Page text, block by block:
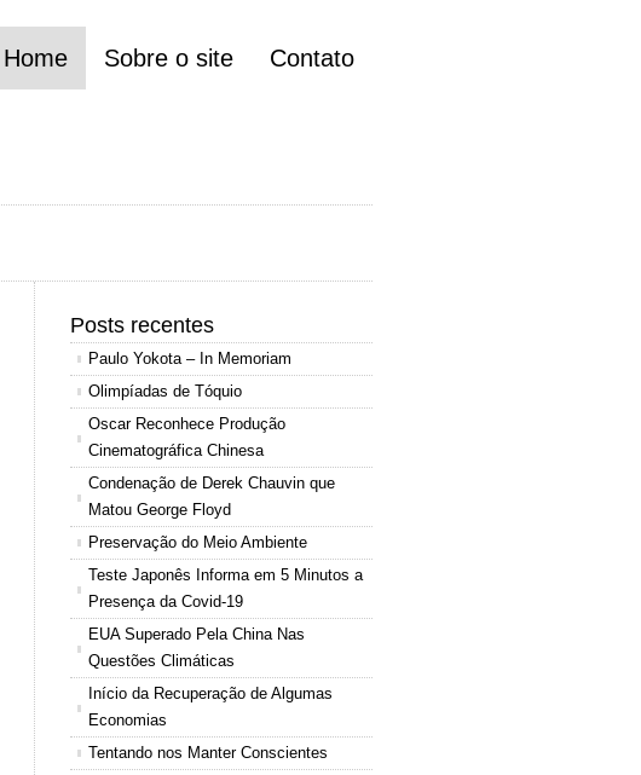
Home Sobre o site Contato
Posts recentes
Paulo Yokota – In Memoriam
Olimpíadas de Tóquio
Oscar Reconhece Produção
Cinematográfica Chinesa
Condenação de Derek Chauvin que
Matou George Floyd
Preservação do Meio Ambiente
Teste Japonês Informa em 5 Minutos a
Presença da Covid-19
EUA Superado Pela China Nas
Questões Climáticas
Início da Recuperação de Algumas
Economias
Tentando nos Manter Conscientes